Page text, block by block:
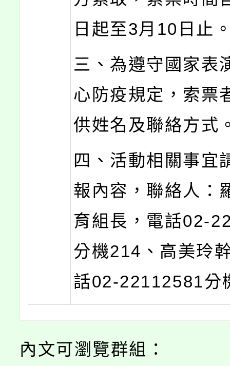
日起至3月10日止
三、為遵守國家表
心防疫規定，索票
供姓名及聯絡方式
四、活動相關事宜
報內容，聯絡人：
育組長，電話02-
分機214、高美玲
話02-22112581分
內文可瀏覽群組：